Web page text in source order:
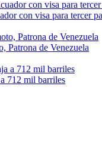
con visa para tercer
Patrona de Venezuela
712 mil barriles